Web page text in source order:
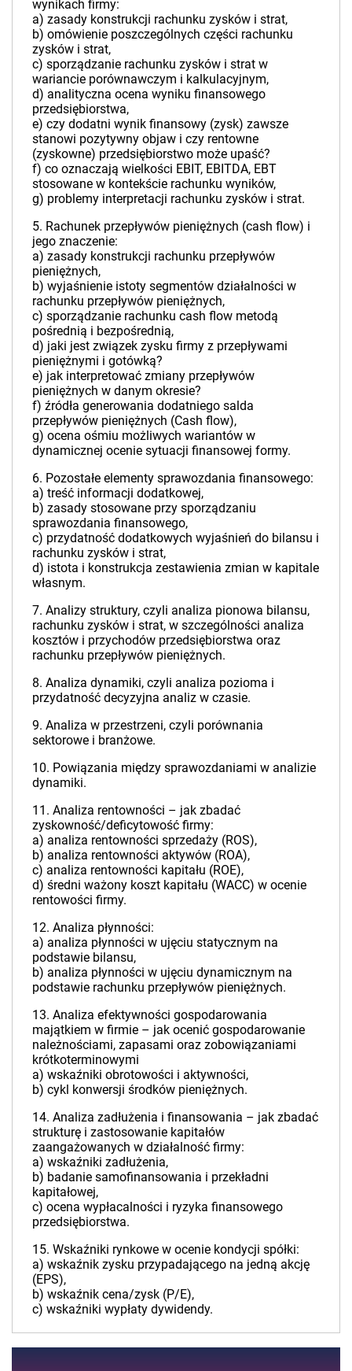
wynikach firmy:
a) zasady konstrukcji rachunku zysków i strat,
b) omówienie poszczególnych części rachunku
zysków i strat,
c) sporządzanie rachunku zysków i strat w
wariancie porównawczym i kalkulacyjnym,
d) analityczna ocena wyniku finansowego
przedsiębiorstwa,
e) czy dodatni wynik finansowy (zysk) zawsze
stanowi pozytywny objaw i czy rentowne
(zyskowne) przedsiębiorstwo może upaść?
f) co oznaczają wielkości EBIT, EBITDA, EBT
stosowane w kontekście rachunku wyników,
g) problemy interpretacji rachunku zysków i strat.
5. Rachunek przepływów pieniężnych (cash flow) i
jego znaczenie:
a) zasady konstrukcji rachunku przepływów
pieniężnych,
b) wyjaśnienie istoty segmentów działalności w
rachunku przepływów pieniężnych,
c) sporządzanie rachunku cash flow metodą
pośrednią i bezpośrednią,
d) jaki jest związek zysku firmy z przepływami
pieniężnymi i gotówką?
e) jak interpretować zmiany przepływów
pieniężnych w danym okresie?
f) źródła generowania dodatniego salda
przepływów pieniężnych (Cash flow),
g) ocena ośmiu możliwych wariantów w
dynamicznej ocenie sytuacji finansowej formy.
6. Pozostałe elementy sprawozdania finansowego:
a) treść informacji dodatkowej,
b) zasady stosowane przy sporządzaniu
sprawozdania finansowego,
c) przydatność dodatkowych wyjaśnień do bilansu i
rachunku zysków i strat,
d) istota i konstrukcja zestawienia zmian w kapitale
własnym.
7. Analizy struktury, czyli analiza pionowa bilansu,
rachunku zysków i strat, w szczególności analiza
kosztów i przychodów przedsiębiorstwa oraz
rachunku przepływów pieniężnych.
8. Analiza dynamiki, czyli analiza pozioma i
przydatność decyzyjna analiz w czasie.
9. Analiza w przestrzeni, czyli porównania
sektorowe i branżowe.
10. Powiązania między sprawozdaniami w analizie
dynamiki.
11. Analiza rentowności – jak zbadać
zyskowność/deficytowość firmy:
a) analiza rentowności sprzedaży (ROS),
b) analiza rentowności aktywów (ROA),
c) analiza rentowności kapitału (ROE),
d) średni ważony koszt kapitału (WACC) w ocenie
rentowości firmy.
12. Analiza płynności:
a) analiza płynności w ujęciu statycznym na
podstawie bilansu,
b) analiza płynności w ujęciu dynamicznym na
podstawie rachunku przepływów pieniężnych.
13. Analiza efektywności gospodarowania
majątkiem w firmie – jak ocenić gospodarowanie
należnościami, zapasami oraz zobowiązaniami
krótkoterminowymi
a) wskaźniki obrotowości i aktywności,
b) cykl konwersji środków pieniężnych.
14. Analiza zadłużenia i finansowania – jak zbadać
strukturę i zastosowanie kapitałów
zaangażowanych w działalność firmy:
a) wskaźniki zadłużenia,
b) badanie samofinansowania i przekładni
kapitałowej,
c) ocena wypłacalności i ryzyka finansowego
przedsiębiorstwa.
15. Wskaźniki rynkowe w ocenie kondycji spółki:
a) wskaźnik zysku przypadającego na jedną akcję
(EPS),
b) wskaźnik cena/zysk (P/E),
c) wskaźniki wypłaty dywidendy.